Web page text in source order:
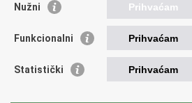
Važne poveznice
Vlada Republike Hrvatske
Savjet za nacionalne manjine
Nužni Prihvaćam
Funkcionalni Prihvaćam
Statistički Prihvaćam